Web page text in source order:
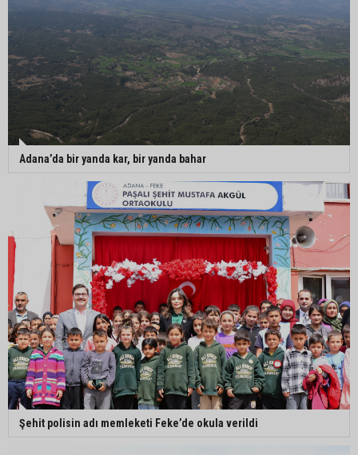
Adana’da bir yanda kar, bir yanda bahar
Şehit polisin adı memleketi Feke’de okula verildi